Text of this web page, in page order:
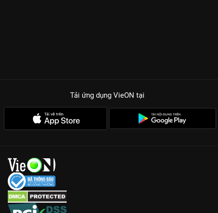
Tải ứng dụng VieON tại